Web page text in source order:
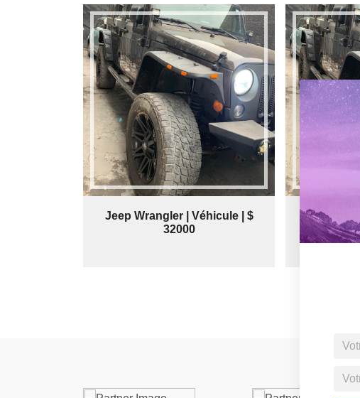
Jeep Wrangler | Véhicule | $
32000
Jeep